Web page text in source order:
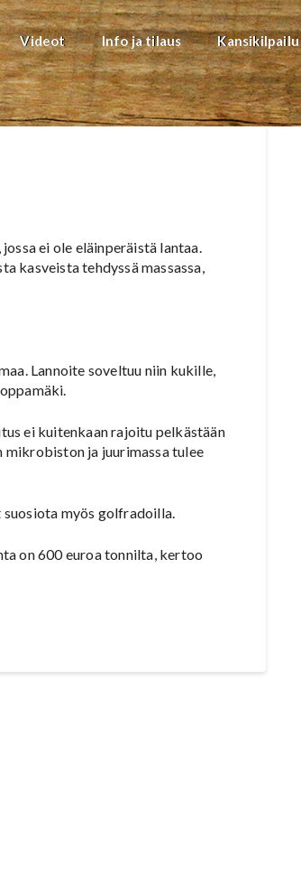
Videot Info ja tilaus Kansikilpailu
ei ole eläinperäistä lantaa.
kasveista tehdyssä massassa,
Lannoite soveltuu niin kukille,
ei kuitenkaan rajoitu pelkästään
mikrobiston ja juurimassa tulee
suosiota myös golfradoilla.
on 600 euroa tonnilta, kertoo